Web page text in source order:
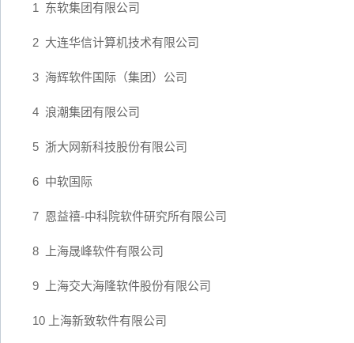
1 东软集团有限公司
2 大连华信计算机技术有限公司
3 海辉软件国际（集团）公司
4 浪潮集团有限公司
5 浙大网新科技股份有限公司
6 中软国际
7 恩益禧-中科院软件研究所有限公司
8 上海晟峰软件有限公司
9 上海交大海隆软件股份有限公司
10 上海新致软件有限公司